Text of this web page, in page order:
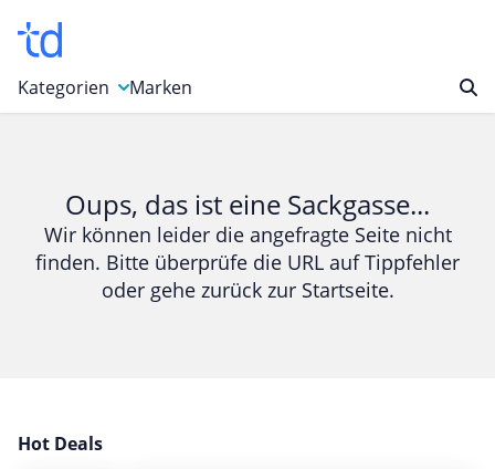
Kategorien
Bücher & Magazine
Computer & Elektronik
Entertainment & Media
Garten, Haushalt & Tiere
Marken
Oups, das ist eine Sackgasse...
Wir können leider die angefragte Seite nicht
finden. Bitte überprüfe die URL auf Tippfehler
oder gehe zurück zur Startseite.
Hot Deals